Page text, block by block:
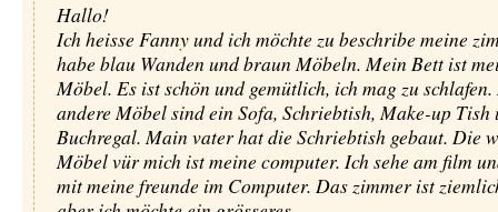
Hallo!
Ich heisse Fanny und ich möchte zu beschribe meine
habe blau Wanden und braun Möbeln. Mein Bett ist
Möbel. Es ist schön und gemütlich, ich mag zu
andere Möbel sind ein Sofa, Schriebtish, Make-up Tish
Buchregal. Main vater hat die Schriebtish gebaut. Die
Möbel vür mich ist meine computer. Ich sehe am film
mit meine freunde im Computer. Das zimmer ist